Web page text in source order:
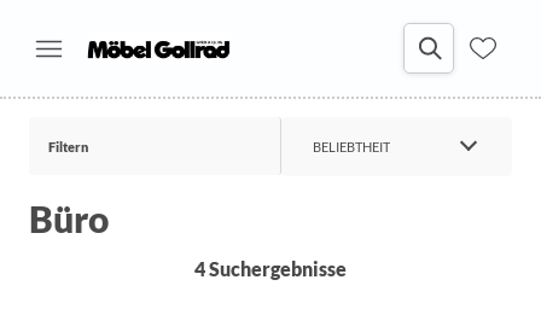
Filtern BELIEBTHEIT
Büro
4 Suchergebnisse